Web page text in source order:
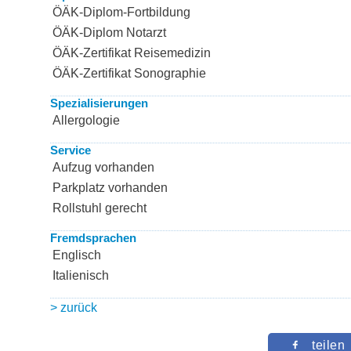
ÖÄK-Diplom-Fortbildung
ÖÄK-Diplom Notarzt
ÖÄK-Zertifikat Reisemedizin
ÖÄK-Zertifikat Sonographie
Spezialisierungen
Allergologie
Service
Aufzug vorhanden
Parkplatz vorhanden
Rollstuhl gerecht
Fremdsprachen
Englisch
Italienisch
> zurück
teilen